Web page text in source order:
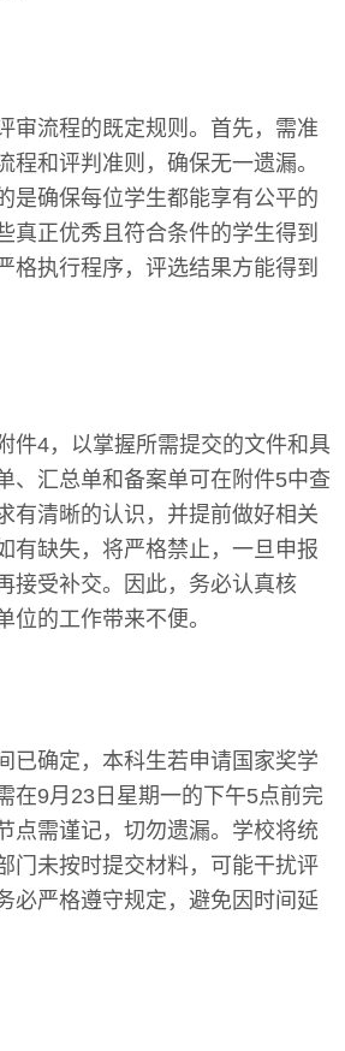
审流程的既定规则。首先，需准
程和评判准则，确保无一遗漏。
是确保每位学生都能享有公平的
真正优秀且符合条件的学生得到
格执行程序，评选结果方能得到
件4，以掌握所需提交的文件和具
、汇总单和备案单可在附件5中查
有清晰的认识，并提前做好相关
有缺失，将严格禁止，一旦申报
接受补交。因此，务必认真核
位的工作带来不便。
已确定，本科生若申请国家奖学
在9月23日星期一的下午5点前完
点需谨记，切勿遗漏。学校将统
门未按时提交材料，可能干扰评
必严格遵守规定，避免因时间延